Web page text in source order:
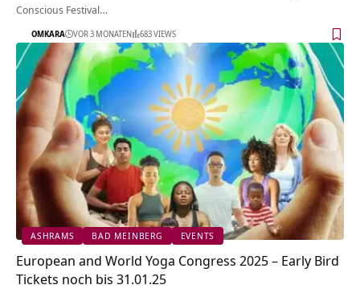
Conscious Festival…
OMKARA VOR 3 MONATEN 683 VIEWS
ASHRAMS BAD MEINBERG EVENTS
European and World Yoga Congress 2025 – Early Bird
Tickets noch bis 31.01.25